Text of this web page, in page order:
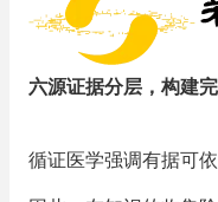
六源证据分层，构建
循证医学强调有据可